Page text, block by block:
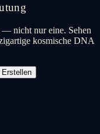
— nicht nur eine. Sehen
kosmische DNA